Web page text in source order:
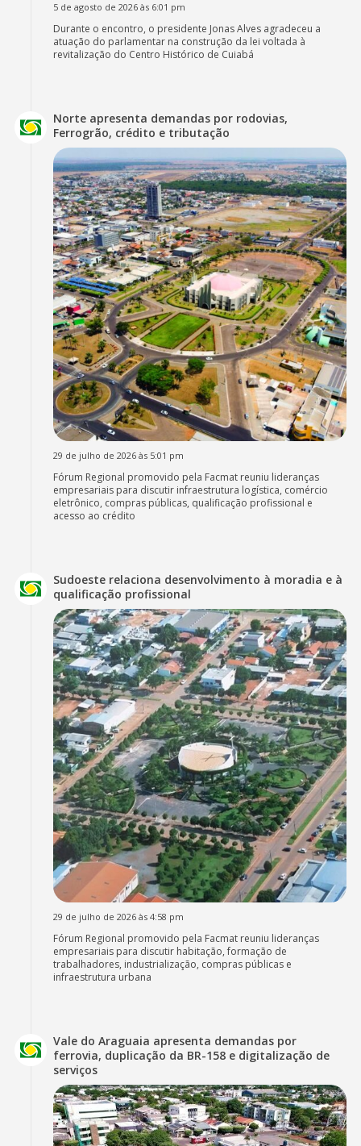
5 de agosto de 2026 às 6:01 pm
Durante o encontro, o presidente Jonas Alves agradeceu a
atuação do parlamentar na construção da lei voltada à
revitalização do Centro Histórico de Cuiabá
Norte apresenta demandas por rodovias,
Ferrogrão, crédito e tributação
29 de julho de 2026 às 5:01 pm
Fórum Regional promovido pela Facmat reuniu lideranças
empresariais para discutir infraestrutura logística, comércio
eletrônico, compras públicas, qualificação profissional e
acesso ao crédito
Sudoeste relaciona desenvolvimento à moradia e à
qualificação profissional
29 de julho de 2026 às 4:58 pm
Fórum Regional promovido pela Facmat reuniu lideranças
empresariais para discutir habitação, formação de
trabalhadores, industrialização, compras públicas e
infraestrutura urbana
Vale do Araguaia apresenta demandas por
ferrovia, duplicação da BR-158 e digitalização de
serviços